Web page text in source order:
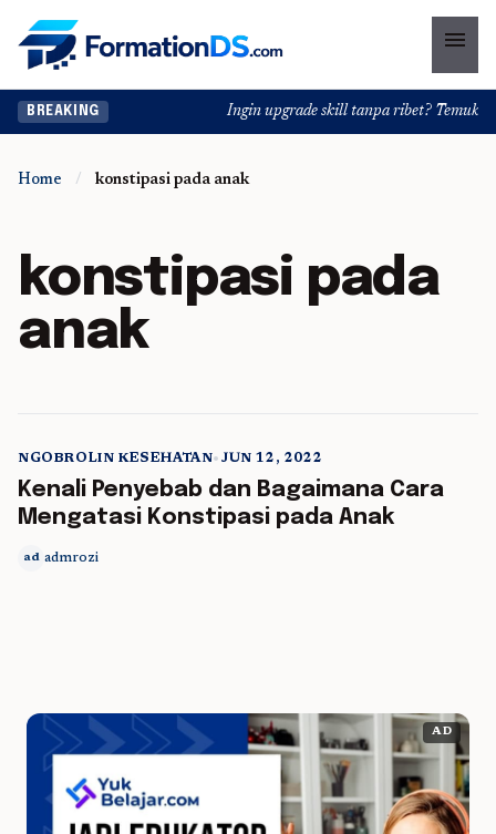
menu
BREAKING Ingin upgrade skill tanpa ribet? Temukan
Home / konstipasi pada anak
konstipasi pada
anak
5 min read
NGOBROLIN KESEHATAN• JUN 12, 2022
Kenali Penyebab dan Bagaimana Cara
Mengatasi Konstipasi pada Anak
ad admrozi
AD